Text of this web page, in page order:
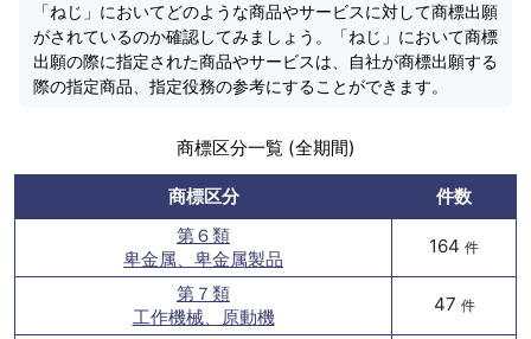
「ねじ」においてどのような商品やサービスに対して商標出願
がされているのか確認してみましょう。「ねじ」において商標
出願の際に指定された商品やサービスは、自社が商標出願する
際の指定商品、指定役務の参考にすることができます。
商標区分一覧 (全期間)
商標区分
件数
第６類
卑金属、卑金属製品
164 件
第７類
工作機械、原動機
47 件